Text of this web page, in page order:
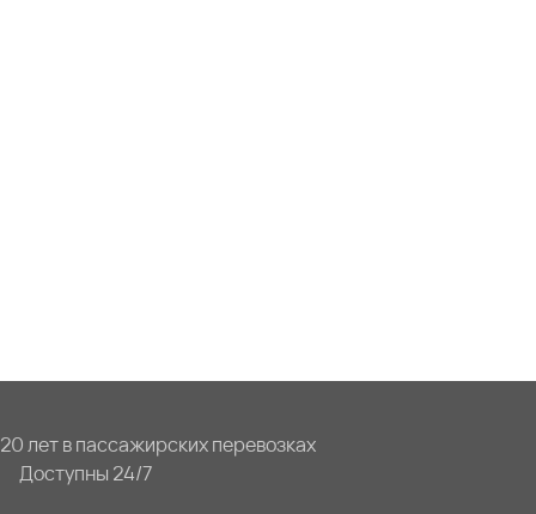
20 лет в пассажирских перевозках
Доступны 24/7